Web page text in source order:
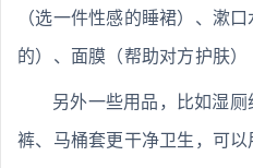
（选一件性感的睡裙）、漱
的）、面膜（帮助对方护肤）
另外一些用品，比如湿
裤、马桶套更干净卫生，可